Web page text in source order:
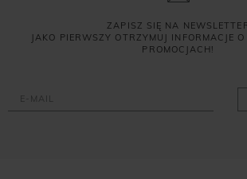
ZAPISZ SIĘ NA
JAKO PIERWSZY OTRZYMUJ INFORMACJE
PROMOCJACH!